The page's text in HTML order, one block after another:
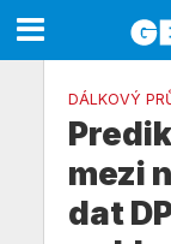
DÁLKOVÝ
mezi
dat